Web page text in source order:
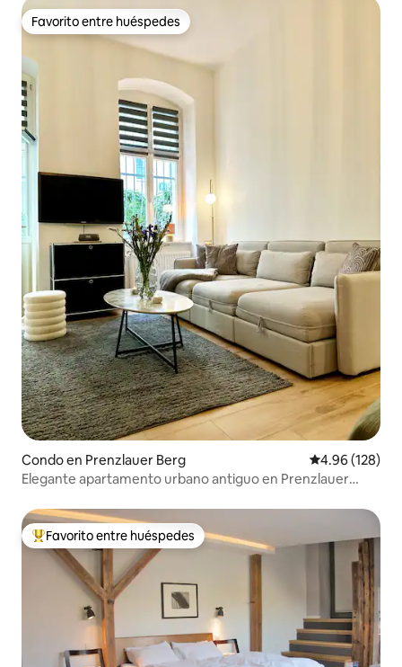
Favorito entre huéspedes
Favorito entre huéspedes
Condo en Prenzlauer Berg Calificación
4.96 (128)
Elegante apartamento urbano antiguo en Prenzlauer
Favorito entre huéspedes preferido
Favorito entre huéspedes